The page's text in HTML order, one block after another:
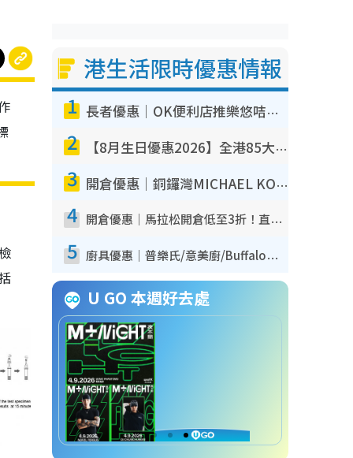
港生活限時優惠情報
1 長者優惠｜OK便利店推樂悠咭優惠！買麵包/牛奶/保健品拍卡即減
2 【8月生日優惠2026】全港85大食買玩著數攻略 自助餐/火鍋放題同行免費＋誠品/DONKI送現金券
3 開倉優惠｜銅鑼灣MICHAEL KORS開倉低至17折！直擊$500起買手袋/銀包/鞋款 必買經典Jet Set系列
4 開倉優惠｜馬拉松開倉低至3折！直擊$99起買adidas／New Balance／Puma鞋款 STANLEY保溫杯劈價至$119起
5 廚具優惠｜普樂氏/意美廚/Buffalo廚具低至3折！$89起買煎鍋／炒鑊／個人鍋 同場小家電激減至$99起
U GO 本週好去處